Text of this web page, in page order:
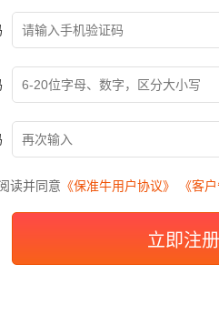
读并同意 《保准牛用户协议》 《客